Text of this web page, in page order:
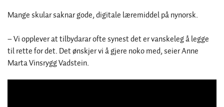
Mange skular saknar gode, digitale læremiddel på nynorsk.
– Vi opplever at tilbydarar ofte synest det er vanskeleg å legge
til rette for det. Det ønskjer vi å gjere noko med, seier Anne
Marta Vinsrygg Vadstein.